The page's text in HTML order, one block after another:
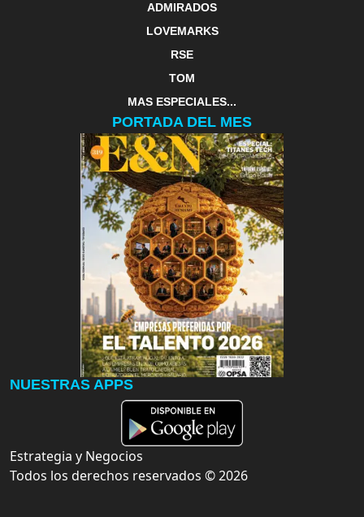
ADMIRADOS
LOVEMARKS
RSE
TOM
MAS ESPECIALES...
PORTADA DEL MES
NUESTRAS APPS
Estrategia y Negocios
Todos los derechos reservados ©2026